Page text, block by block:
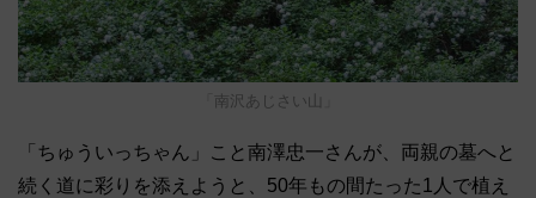
「南沢あじさい山」
「ちゅういっちゃん」こと南澤忠一さんが、両親の墓へと
続く道に彩りを添えようと、50年もの間たった1人で植え